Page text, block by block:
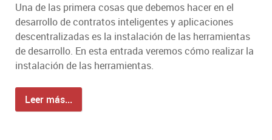
Una de las primera cosas que debemos hacer en el
desarrollo de contratos inteligentes y aplicaciones
descentralizadas es la instalación de las herramientas
de desarrollo. En esta entrada veremos cómo realizar la
instalación de las herramientas.
Leer más...